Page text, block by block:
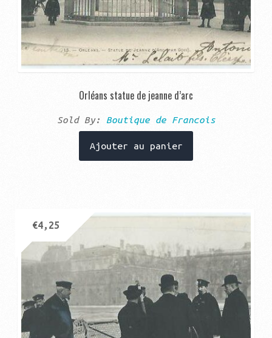
Orléans statue de jeanne d’arc
Sold By: Boutique de Francois
Ajouter au panier
€4,25